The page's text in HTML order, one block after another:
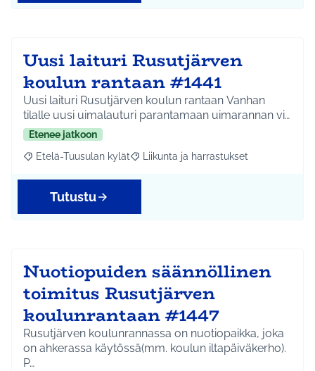
Uusi laituri Rusutjärven
koulun rantaan #1441
Uusi laituri Rusutjärven koulun rantaan Vanhan
tilalle uusi uimalauturi parantamaan uimarannan vi…
Etenee jatkoon
Rajaa tulokset aihepiirin mukaan: Etelä-Tuusulan kylät
Etelä-Tuusulan kylät Rajaa tulokset teeman mukaan:
Liikunta ja harrastukset
Tutustu
Nuotiopuiden säännöllinen
toimitus Rusutjärven
koulunrantaan #1447
Rusutjärven koulunrannassa on nuotiopaikka, joka
on ahkerassa käytössä(mm. koulun iltapäiväkerho).
P…